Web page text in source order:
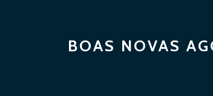
BOAS NOVAS